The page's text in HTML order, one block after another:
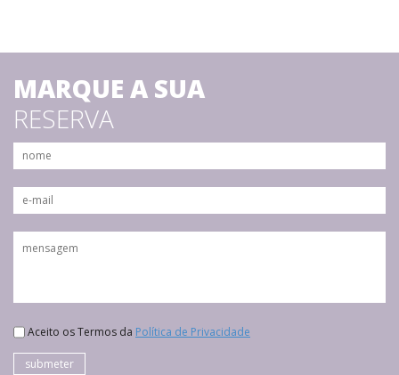
MARQUE A SUA
RESERVA
Aceito os Termos da Política de Privacidade
submeter